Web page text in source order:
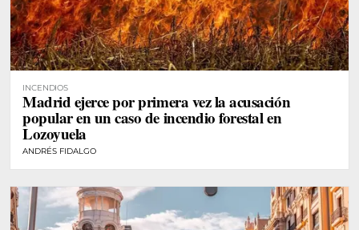
INCENDIOS
Madrid ejerce por primera vez la acusación
popular en un caso de incendio forestal en
Lozoyuela
ANDRÉS FIDALGO